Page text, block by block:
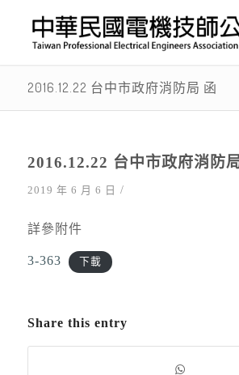
2016.12.22 台中市政府消防局 函
2016.12.22 台中市政府消防
2019 年 6 月 6 日 /
詳參附件
3-363 下載
Share this entry